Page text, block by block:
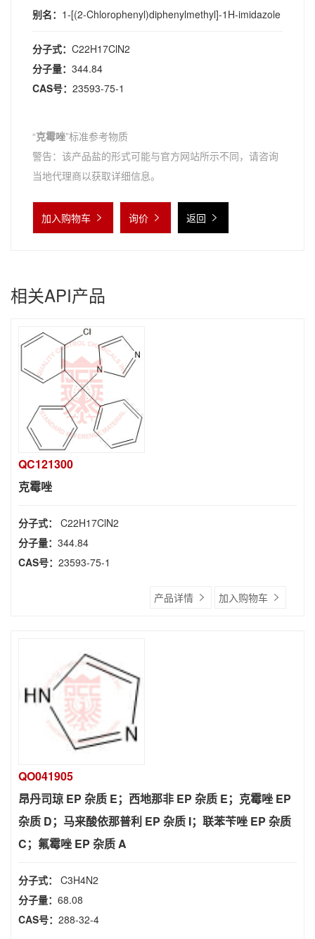
别名： 1-[(2-Chlorophenyl)diphenylmethyl]-1H-imidazole
分子式： C22H17ClN2
分子量： 344.84
CAS号： 23593-75-1
“克霉唑”标准参考物质
警告：该产品盐的形式可能与官方网站所示不同，请咨询
当地代理商以获取详细信息。
加入购物车 询价 返回
相关API产品
QC121300
克霉唑
分子式： C22H17ClN2
分子量： 344.84
CAS号： 23593-75-1
产品详情 加入购物车
QO041905
昂丹司琼 EP 杂质 E；西地那非 EP 杂质 E；克霉唑 EP
杂质 D；马来酸依那普利 EP 杂质 I；联苯苄唑 EP 杂质
C；氟霉唑 EP 杂质 A
分子式： C3H4N2
分子量： 68.08
CAS号： 288-32-4